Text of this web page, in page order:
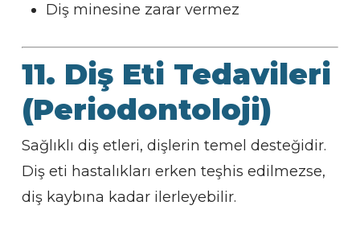
Diş minesine zarar vermez
11. Diş Eti Tedavileri
(Periodontoloji)
Sağlıklı diş etleri, dişlerin temel desteğidir.
Diş eti hastalıkları erken teşhis edilmezse,
diş kaybına kadar ilerleyebilir.